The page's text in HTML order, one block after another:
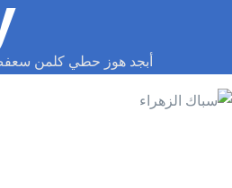
أبجد هوز حطي كلمن